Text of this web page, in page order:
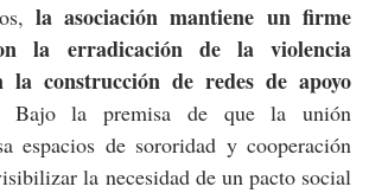
la asociación mantiene un firme
la erradicación de la violencia
la construcción de redes de apoyo
Bajo la premisa de que la unión
espacios de sororidad y cooperación
la necesidad de un pacto social